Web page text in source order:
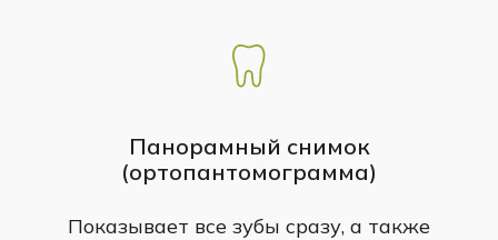
Панорамный снимок
(ортопантомограмма)
Показывает все зубы сразу, а также